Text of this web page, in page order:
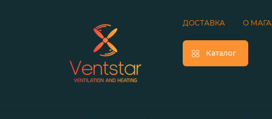
ДОСТАВКА О
Каталог